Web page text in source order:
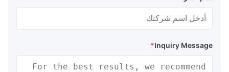
Inquiry Message
*